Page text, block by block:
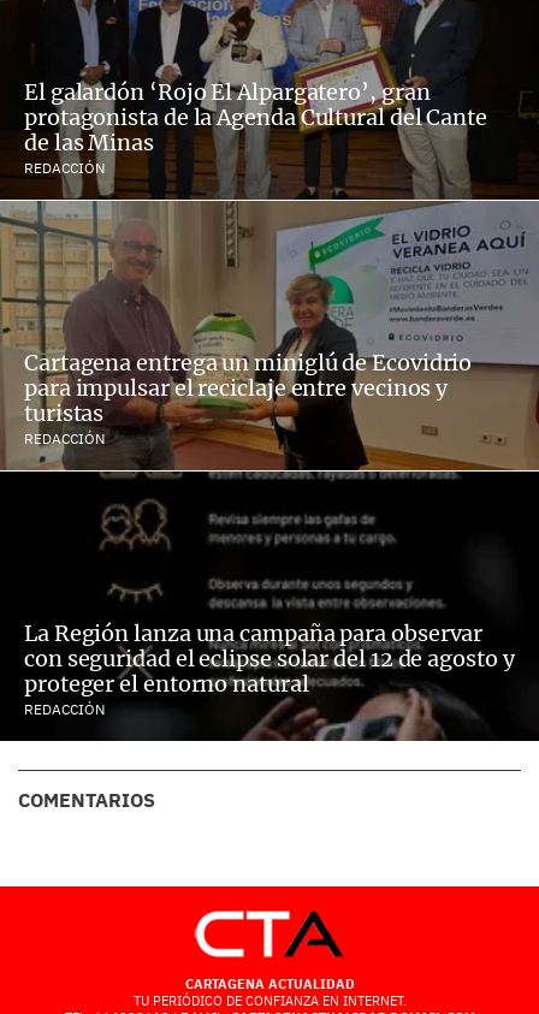
El galardón ‘Rojo El Alpargatero’, gran
protagonista de la Agenda Cultural del Cante
de las Minas
REDACCIÓN
Cartagena entrega un miniglú de Ecovidrio
para impulsar el reciclaje entre vecinos y
turistas
REDACCIÓN
La Región lanza una campaña para observar
con seguridad el eclipse solar del 12 de agosto y
proteger el entorno natural
REDACCIÓN
COMENTARIOS
CARTAGENA ACTUALIDAD
TU PERIÓDICO DE CONFIANZA EN INTERNET.